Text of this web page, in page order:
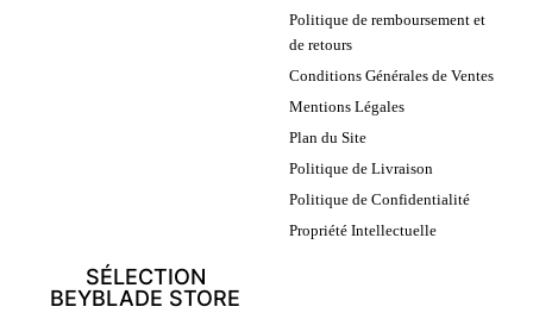
Politique de remboursement et
de retours
Conditions Générales de Ventes
Mentions Légales
Plan du Site
Politique de Livraison
Politique de Confidentialité
Propriété Intellectuelle
SÉLECTION
BEYBLADE STORE